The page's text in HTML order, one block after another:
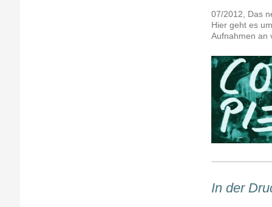
07/2012, Das
Hier geht es
Aufnahmen an
In der